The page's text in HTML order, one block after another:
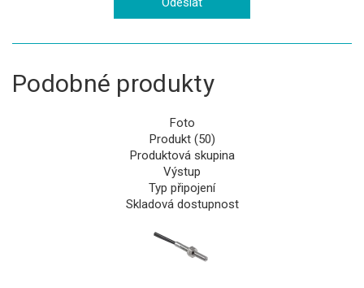
Podobné produkty
Foto
Produkt (50)
Produktová skupina
Výstup
Typ připojení
Skladová dostupnost